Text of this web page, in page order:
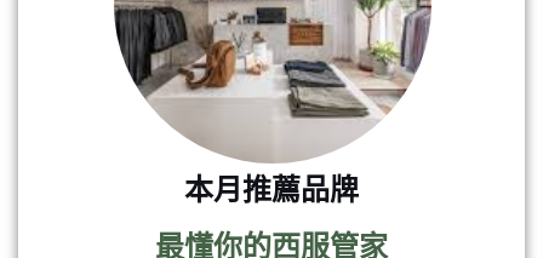
本月推薦品牌
最懂你的西服管家